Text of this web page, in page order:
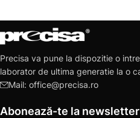
Precisa va pune la dispozitie o
laborator de ultima generatie la o
Mail: office@precisa.ro
Abonează-te la newsletter